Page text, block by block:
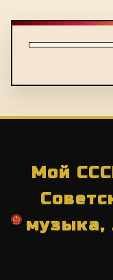
Мой
музыка,